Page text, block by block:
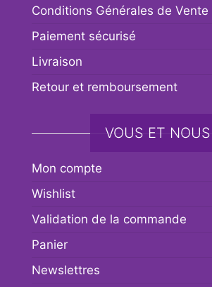
Conditions Générales de Vente
Paiement sécurisé
Livraison
Retour et remboursement
VOUS ET NOUS
Mon compte
Wishlist
Validation de la commande
Panier
Newslettres